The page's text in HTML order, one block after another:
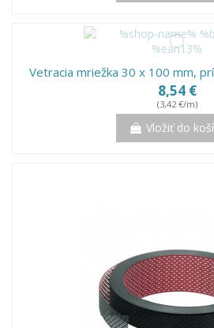
Vetracia mriežka 30 x 100 mm,
8,54 €
(3,42 €/m)
Vložiť do